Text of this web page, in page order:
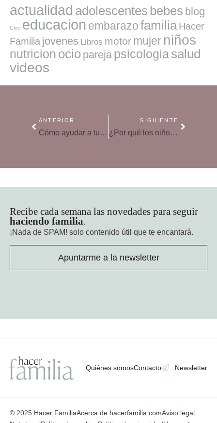
actualidad adolescentes bebes blog
Cine educacion embarazofamilia Hacer
Familia jovenes Libros motor mujer niños
nutricion ocio pareja psicologiasalud
videos
ANTERIOR
Cómo ayudar a tus hijos a hacer más amigos, según Harvard
SIGUIENTE
¿Por qué los niños dan tanta guerra?
Recibe cada semana las novedades para seguir
haciendo familia.
¡Nada de SPAM! solo contenido útil que te encantará.
Apuntarme a la newsletter
Quiénes somosContacto Newsletter
© 2025 Hacer FamiliaAcerca de hacerfamilia.comAviso legal